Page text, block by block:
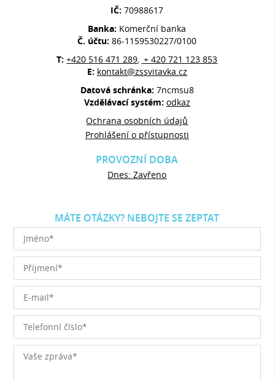
IČ:70988617
Banka: Komerční banka
Č. účtu:86-1159530227/0100
T:+420 516 471 289, + 420 721 123 853
E: kontakt@zssvitavka.cz
Datová schránka: 7ncmsu8
Vzdělávací systém: odkaz
Ochrana osobních údajů
Prohlášení o přístupnosti
PROVOZNÍ DOBA
Dnes: Zavřeno
MÁTE OTÁZKY? NEBOJTE SE ZEPTAT